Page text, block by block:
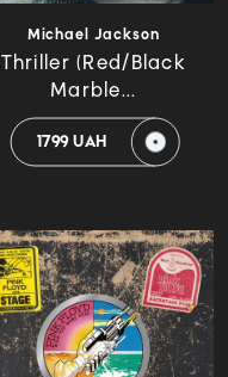
Michael Jackson
Thriller (Red/Black
Marble...
1799 UAH